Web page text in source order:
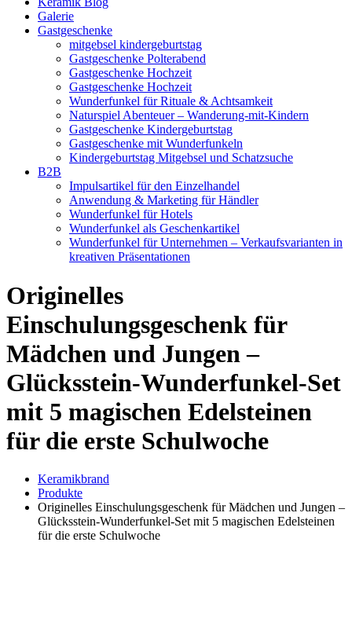
Galerie
Gastgeschenke
mitgebsel kindergeburtstag
Gastgeschenke Polterabend
Gastgeschenke Hochzeit
Gastgeschenke Hochzeit
Wunderfunkel für Rituale & Achtsamkeit
Naturspiel Abenteuer – Wanderung-mit-Kindern
Gastgeschenke Kindergeburtstag
Gastgeschenke mit Wunderfunkeln
Kindergeburtstag Mitgebsel und Schatzsuche
B2B
Impulsartikel für den Einzelhandel
Anwendung & Marketing für Händler
Wunderfunkel für Hotels
Wunderfunkel als Geschenkartikel
Wunderfunkel für Unternehmen – Verkaufsvarianten in
kreativen Präsentationen
Originelles
Einschulungsgeschenk für
Mädchen und Jungen –
Glücksstein-Wunderfunkel-Set
mit 5 magischen Edelsteinen
für die erste Schulwoche
Keramikbrand
Produkte
Originelles Einschulungsgeschenk für Mädchen und Jungen –
Glücksstein-Wunderfunkel-Set mit 5 magischen Edelsteinen
für die erste Schulwoche